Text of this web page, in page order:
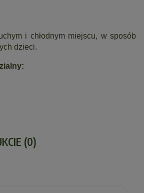
i chłodnym miejscu, w sposób
dzieci.
(0)